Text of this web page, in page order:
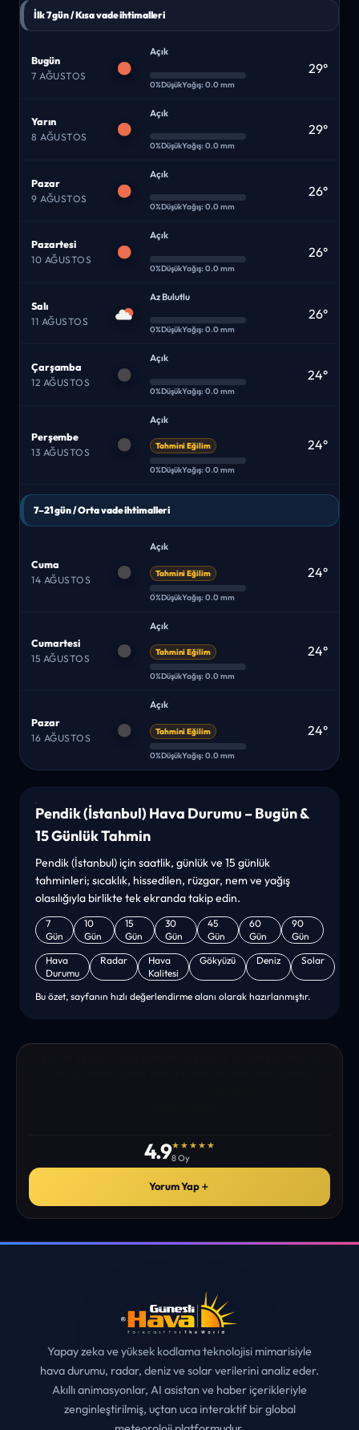
İlk 7 gün / Kısa vade ihtimalleri
Bugün
7 AĞUSTOS
Açık
0%DüşükYağış: 0.0 mm
29°
Yarın
8 AĞUSTOS
Açık
0%DüşükYağış: 0.0 mm
29°
Pazar
9 AĞUSTOS
Açık
0%DüşükYağış: 0.0 mm
26°
Pazartesi
10 AĞUSTOS
Açık
0%DüşükYağış: 0.0 mm
26°
Salı
11 AĞUSTOS
Az Bulutlu
0%DüşükYağış: 0.0 mm
26°
Çarşamba
12 AĞUSTOS
Açık
0%DüşükYağış: 0.0 mm
24°
Perşembe
13 AĞUSTOS
Açık
Tahmini Eğilim
0%DüşükYağış: 0.0 mm
24°
7–21 gün / Orta vade ihtimalleri
Cuma
14 AĞUSTOS
Açık
Tahmini Eğilim
0%DüşükYağış: 0.0 mm
24°
Cumartesi
15 AĞUSTOS
Açık
Tahmini Eğilim
0%DüşükYağış: 0.0 mm
24°
Pazar
16 AĞUSTOS
Açık
Tahmini Eğilim
0%DüşükYağış: 0.0 mm
24°
Pendik (İstanbul) Hava Durumu – Bugün &
15 Günlük Tahmin
Pendik (İstanbul) için saatlik, günlük ve 15 günlük
tahminleri; sıcaklık, hissedilen, rüzgar, nem ve yağış
olasılığıyla birlikte tek ekranda takip edin.
7
Gün
10
Gün
15
Gün
30
Gün
45
Gün
60
Gün
90
Gün
Hava
Durumu
Radar
Hava
Kalitesi
Gökyüzü Deniz Solar
Bu özet, sayfanın hızlı değerlendirme alanı olarak hazırlanmıştır.
4.9★★★★★
8 Oy
Yorum Yap＋
Yapay zeka ve yüksek kodlama teknolojisi mimarisiyle
hava durumu, radar, deniz ve solar verilerini analiz eder.
Akıllı animasyonlar, AI asistan ve haber içerikleriyle
zenginleştirilmiş, uçtan uca interaktif bir global